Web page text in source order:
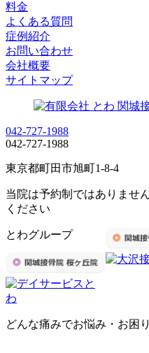
料金
よくある質問
症例紹介
お問い合わせ
会社概要
サイトマップ
042-727-1988
042-727-1988
東京都町田市旭町1-8-4
当院は予約制ではありませ
ください
とわグループ
どんな痛みでお悩み・お困